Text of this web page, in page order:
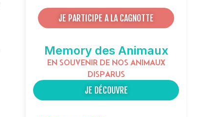
JE PARTICIPE A LA CAGNOTTE
Memory des Animaux
EN SOUVENIR DE NOS ANIMAUX
DISPARUS
JE DÉCOUVRE